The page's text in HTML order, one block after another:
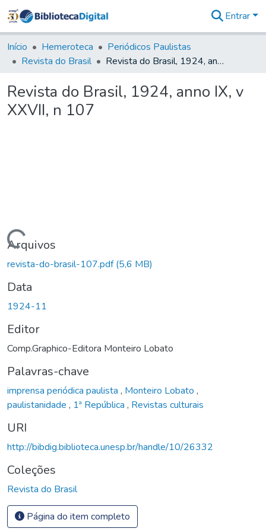
&
Coleções
Tudo na
Digital
Entrar
Início Hemeroteca
Periódicos Paulistas
Revista do Brasil
Revista do Brasil, 1924, anno IX, v XXVII, n 107
Revista do Brasil, 1924, anno IX, v
XXVII, n 107
Carregando...
Arquivos
revista-do-brasil-107.pdf(5,6 MB)
Data
1924-11
Editor
Comp.Graphico-Editora Monteiro Lobato
Palavras-chave
imprensa periódica paulista , Monteiro Lobato ,
paulistanidade , 1ª República , Revistas culturais
URI
http://bibdig.biblioteca.unesp.br/handle/10/26332
Coleções
Revista do Brasil
Página do item completo